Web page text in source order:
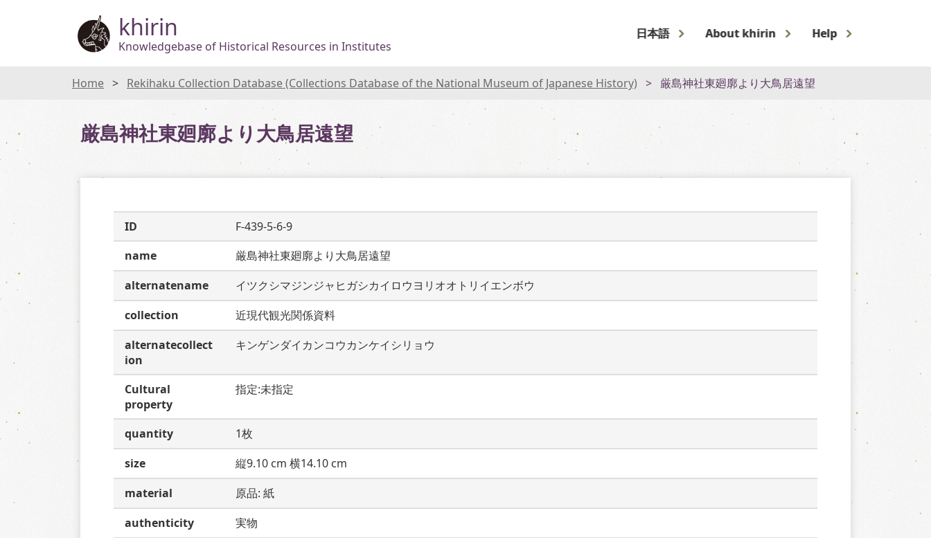
khirin
Knowledgebase of Historical Resources in Institutes
日本語 About khirin Help
Home Rekihaku Collection Database (Collections Database of the National Museum of Japanese History) 厳島神社東廻廓より大鳥居遠望
厳島神社東廻廓より大鳥居遠望
ID
F-439-5-6-9
name
厳島神社東廻廓より大鳥居遠望
alternatename
イツクシマジンジャヒガシカイロウヨリオオトリイエンボウ
collection
近現代観光関係資料
alternatecollect
ion
キンゲンダイカンコウカンケイシリョウ
Cultural
property
指定:未指定
quantity
1枚
size
縦9.10 cm 横14.10 cm
material
原品: 紙
authenticity
実物